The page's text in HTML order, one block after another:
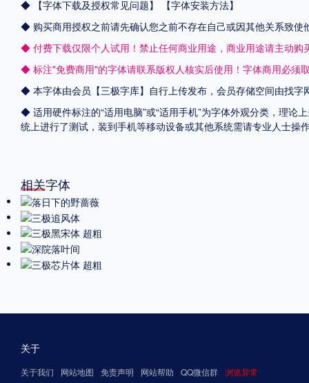
◆ 【字体下载及授权常见问题】
【字体安装方法】
◆ 购买商用授权之前请先确认您之前不存在自己或因其他关系致使
◆ 付费下载仅限个人试用！禁止任何商业用途，商业用途请主动购
◆ 标注"免费商用"的字体请联系版权人核实后使用！字体商用必须
◆ 本字体由会员【三极字库】自行上传发布，会员存储空间由找
◆ 适用硬件标注的“适用电脑”或“适用手机”为字体外观分类，理论
统上进行了测试，装到手机等移动设备或其他系统需请专业人士
相关字体
关于
关于我们 网站地图 免责声明 网站帮助 QQ微信群 浏览异常